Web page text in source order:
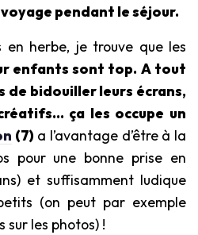
pendant le séjour.
en herbe, je trouve que les
enfants sont top. A tout
de bidouiller leurs écrans,
ça les occupe un
(7) a l’avantage d’être à la
pour une bonne prise en
et suffisamment ludique
(on peut par exemple
les photos) !